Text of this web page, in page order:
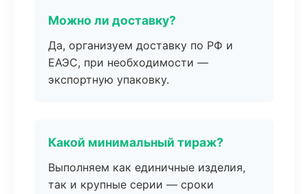
Можно ли доставку?
Да, организуем доставку по РФ и
ЕАЭС, при необходимости —
экспортную упаковку.
Какой минимальный тираж?
Выполняем как единичные изделия,
так и крупные серии — сроки